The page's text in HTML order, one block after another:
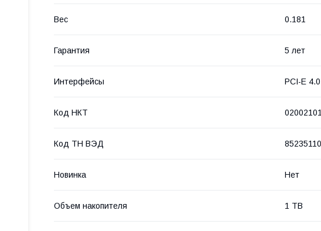
Вес 0.181
Гарантия 5 лет
Интерфейсы PCI-E 4.0
Код НКТ
Код ТН ВЭД
Новинка Нет
Объем накопителя 1 TB